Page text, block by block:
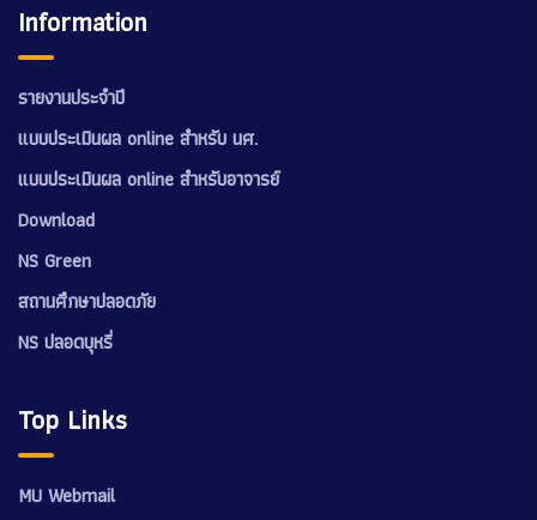
Information
รายงานประจำปี
แบบประเมินผล online สำหรับ นศ.
แบบประเมินผล online สำหรับอาจารย์
Download
NS Green
สถานศึกษาปลอดภัย
NS ปลอดบุหรี่
Top Links
MU Webmail